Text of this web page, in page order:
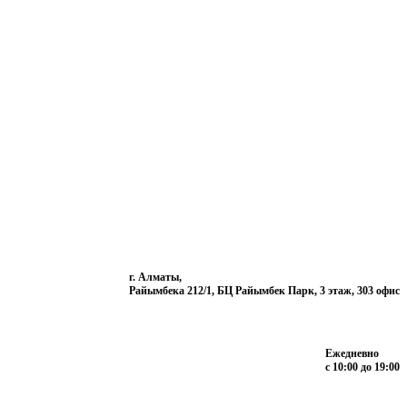
г. Алматы,
Райымбека 212/1, БЦ Райымбек Парк, 3 этаж, 303 офис
Ежедневно
с 10:00 до 19:00